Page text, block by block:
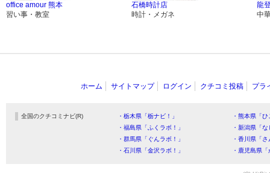
office amour 熊本
習い事・教室
石橋時計店
時計・メガネ
龍
中
ホーム サイトマップ ログイン クチコミ投稿 プラ
全国のクチコミナビ(R) ・栃木県「栃ナビ！」
・熊本県「
・福島県「ふくラボ！」
・新潟県「
・群馬県「ぐんラボ！」
・香川県「
・石川県「金沢ラボ！」
・鹿児島県